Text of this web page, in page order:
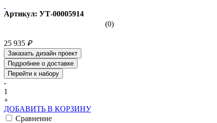
Артикул: УТ-00005914
(0)
25 935 ₽
Заказать дизайн проект
Подробнее о доставке
Перейти к набору
-
1
+
ДОБАВИТЬ В КОРЗИНУ
Сравнение